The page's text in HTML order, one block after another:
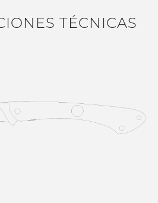
TÉCNICAS